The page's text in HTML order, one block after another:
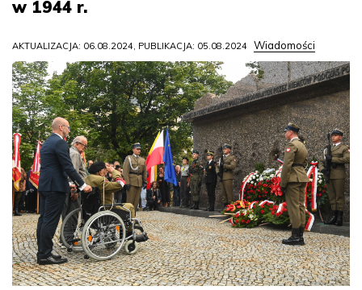
w 1944 r.
AKTUALIZACJA: 06.08.2024, PUBLIKACJA: 05.08.2024 Wiadomości